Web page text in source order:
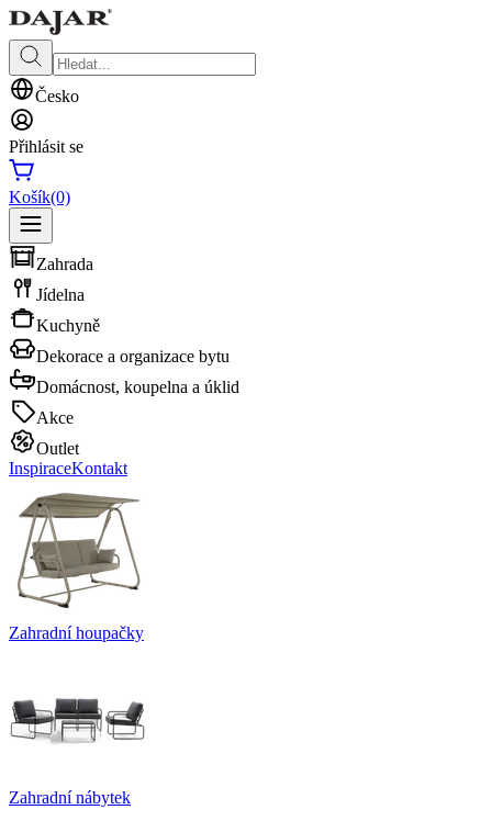
Česko
Přihlásit se
Košík(0)
Zahrada
Jídelna
Kuchyně
Dekorace a organizace bytu
Domácnost, koupelna a úklid
Akce
Outlet
InspiraceKontakt
Zahradní houpačky
Zahradní nábytek